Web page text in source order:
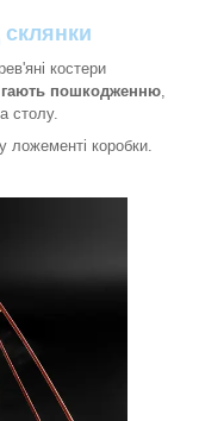
склянки
костери
пошкодженню
столу.
ложементі коробки.